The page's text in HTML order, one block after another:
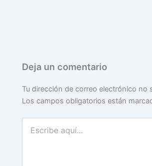
Deja un comentario
Tu dirección de correo electrónico no
Los campos obligatorios están
aquí...